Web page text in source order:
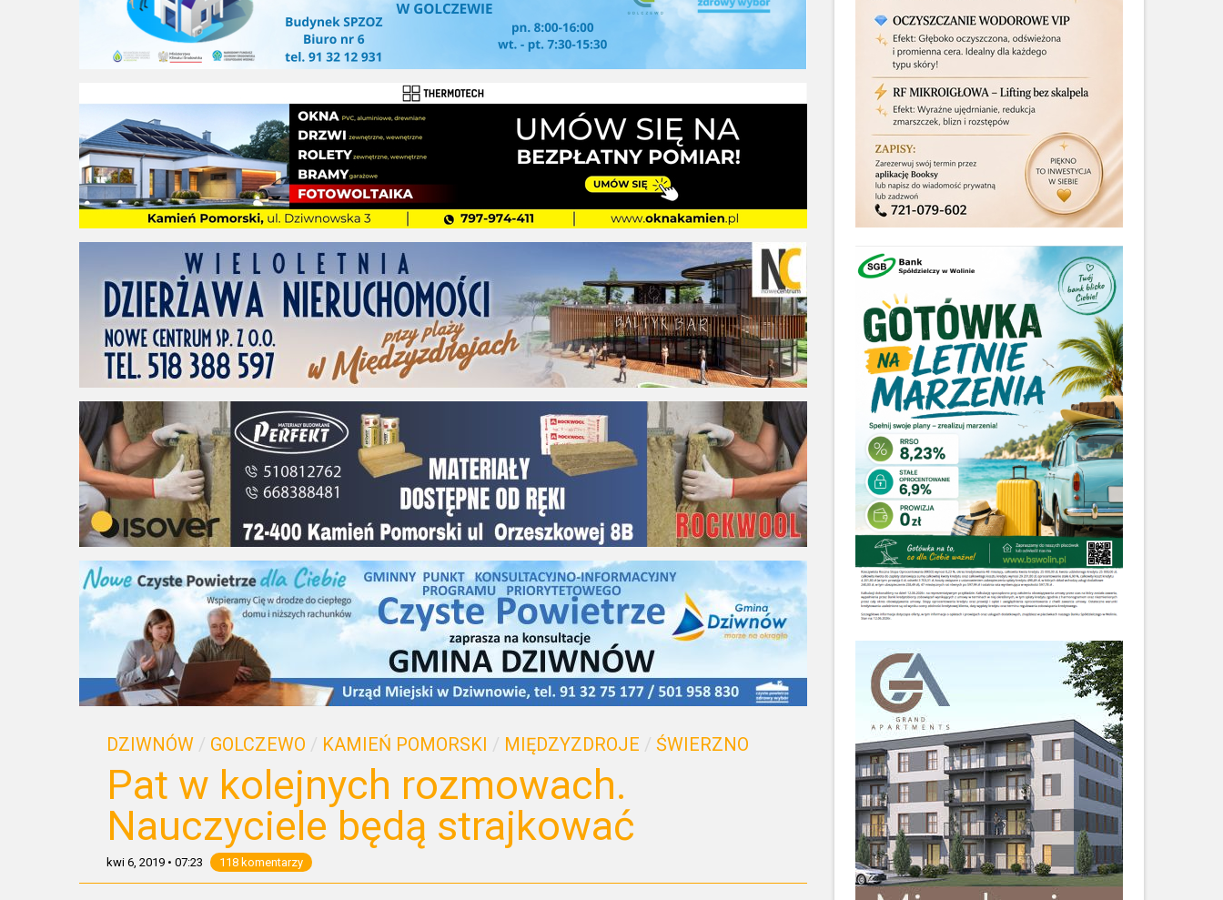
DZIWNÓW / GOLCZEWO / KAMIEŃ POMORSKI / MIĘDZYZDROJE / ŚWIERZNO
Pat w kolejnych rozmowach.
Nauczyciele będą strajkować
kwi 6, 2019 • 07:23 118 komentarzy